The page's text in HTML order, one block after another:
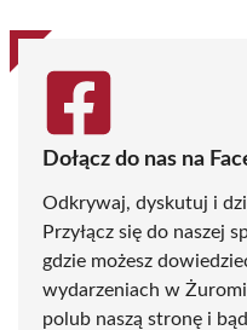
Dołącz do nas na
Odkrywaj, dyskutuj i
Przyłącz się do naszej
gdzie możesz
wydarzeniach w
polub naszą stronę i